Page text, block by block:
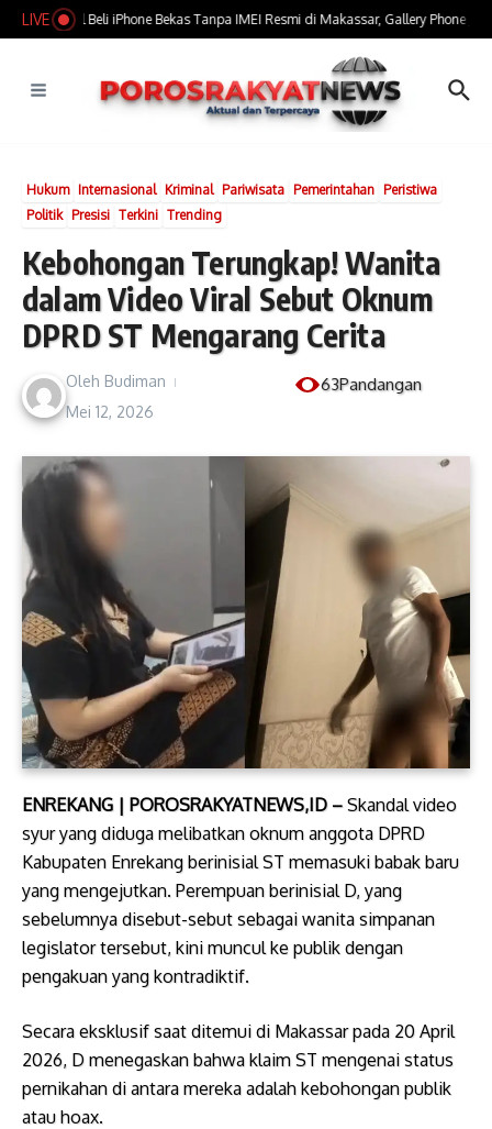
Lewati ke konten
LIVE
​Marak Jual Beli iPhone Bekas Tanpa IMEI Resmi di Makassar, Gallery Phone Jadi
Hukum Internasional Kriminal Pariwisata Pemerintahan Peristiwa
Politik Presisi Terkini Trending
Kebohongan Terungkap! Wanita
dalam Video Viral Sebut Oknum
DPRD ST Mengarang Cerita
Oleh Budiman 63Pandangan
Mei 12, 2026
ENREKANG | POROSRAKYATNEWS,ID – Skandal video
syur yang diduga melibatkan oknum anggota DPRD
Kabupaten Enrekang berinisial ST memasuki babak baru
yang mengejutkan. Perempuan berinisial D, yang
sebelumnya disebut-sebut sebagai wanita simpanan
legislator tersebut, kini muncul ke publik dengan
pengakuan yang kontradiktif.
​Secara eksklusif saat ditemui di Makassar pada 20 April
2026, D menegaskan bahwa klaim ST mengenai status
pernikahan di antara mereka adalah kebohongan publik
atau hoax.